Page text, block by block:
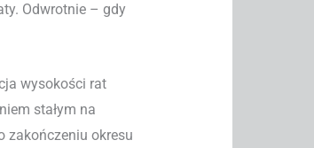
Odwrotnie – gdy
wysokości rat
stałym na
zakończeniu okresu